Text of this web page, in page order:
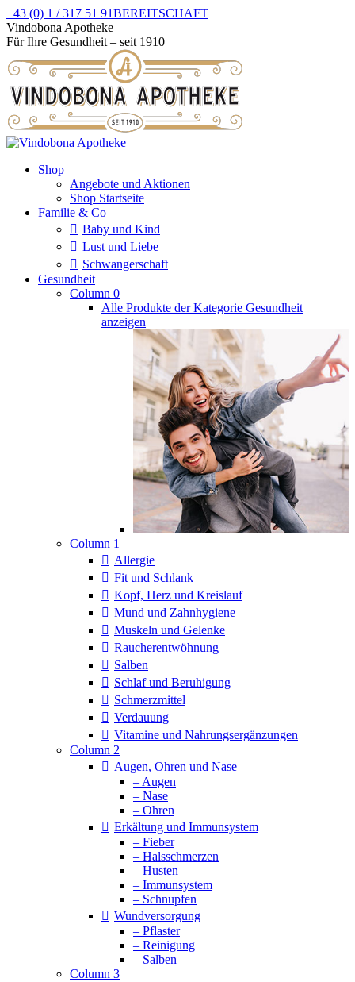
Zum
Inhalt
springen
+43 (0) 1 / 317 51 91BEREITSCHAFT
Facebook
page
in
new
window
Instagram
page
in
new
window
Vindobona Apotheke
Für Ihre Gesundheit – seit 1910
Shop
Angebote und Aktionen
Shop Startseite
Familie & Co
Baby und Kind
Lust und Liebe
Schwangerschaft
Gesundheit
Column 0
Alle Produkte der Kategorie Gesundheit
anzeigen
Column 1
Allergie
Fit und Schlank
Kopf, Herz und Kreislauf
Mund und Zahnhygiene
Muskeln und Gelenke
Raucherentwöhnung
Salben
Schlaf und Beruhigung
Schmerzmittel
Verdauung
Vitamine und Nahrungsergänzungen
Column 2
Augen, Ohren und Nase
– Augen
– Nase
– Ohren
Erkältung und Immunsystem
– Fieber
– Halsschmerzen
– Husten
– Immunsystem
– Schnupfen
Wundversorgung
– Pflaster
– Reinigung
– Salben
Column 3